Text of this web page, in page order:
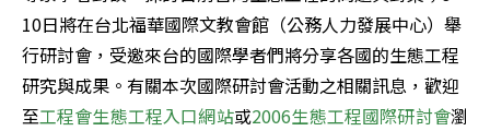
10日將在台北福華國際文教會館（公務人力發展中心）舉
行研討會，受邀來台的國際學者們將分享各國的生態工程
研究與成果。有關本次國際研討會活動之相關訊息，歡迎
至工程會生態工程入口網站或2006生態工程國際研討會瀏